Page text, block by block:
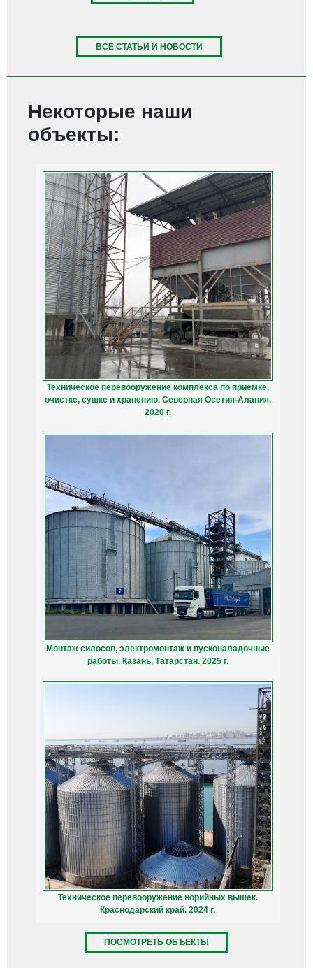
ВСЕ СТАТЬИ И НОВОСТИ
Некоторые наши
объекты:
Техническое перевооружение комплекса по приёмке,
очистке, сушке и хранению. Северная Осетия-Алания.
2020 г.
Монтаж силосов, электромонтаж и пусконаладочные
работы. Казань, Татарстан. 2025 г.
Техническое перевооружение норийных вышек.
Краснодарский край. 2024 г.
ПОСМОТРЕТЬ ОБЪЕКТЫ